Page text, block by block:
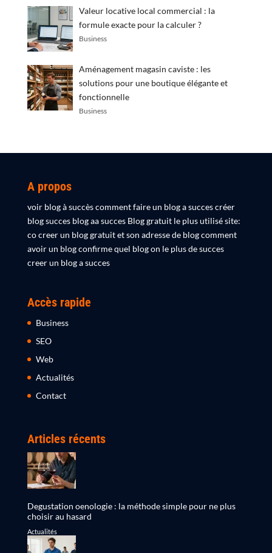
Valeur locative local commercial : la
formule exacte pour la calculer ?
Business
Aménagement magasin caviste : les
solutions pour une boutique élégante et
fonctionnelle
Business
A propos
voir blog à succès comment faire un blog a succes créer
blog succes blog aa succes Blog gratuit le plus utilisé site:
co creer un blog gratuit et son adresse de blog comment
avoir un blog confirme quel blog on le plus de succes
creer un blog a succes
Accès rapide
Business
SEO
Web
Actualités
Contact
Articles récents
Degustation oenologie : la méthode simple pour ne plus
choisir au hasard
Actualités